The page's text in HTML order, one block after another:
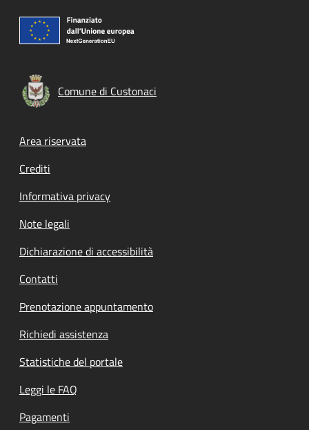
Comune di Custonaci
Footer menu
Area riservata
Crediti
Informativa privacy
Note legali
Dichiarazione di accessibilità
Contatti
Prenotazione appuntamento
Richiedi assistenza
Statistiche del portale
Leggi le FAQ
Pagamenti